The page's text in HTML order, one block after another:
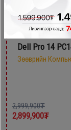
Dell Pro 14
Зөөврийн
2,999,900₮
2,899,900₮